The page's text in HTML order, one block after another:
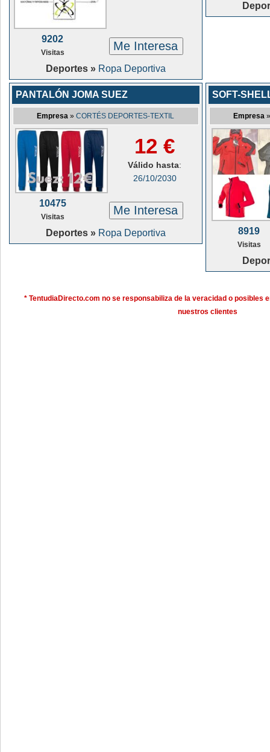
9202
Visitas Me Interesa
Deportes » Ropa Deportiva
PANTALÓN JOMA SUEZ
Empresa »CORTÉS DEPORTES-TEXTIL
12 €
Válido hasta:
26/10/2030
10475
Visitas Me Interesa
Deportes » Ropa Deportiva
SOFT-
Empresa
8919
Visitas
* TentudiaDirecto.com no se responsabiliza de la veracidad o posibles
nuestros clientes